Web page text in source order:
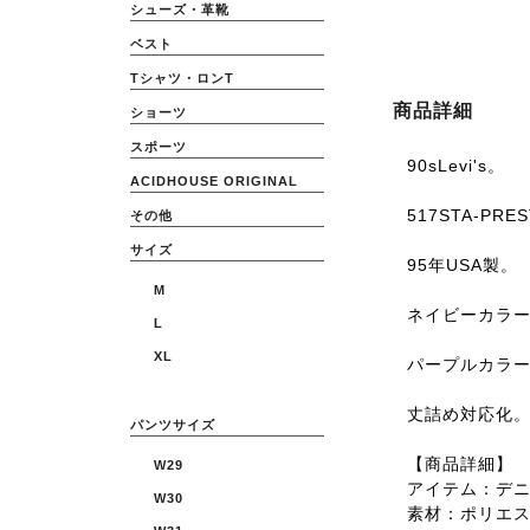
シューズ・革靴
ベスト
Tシャツ・ロンT
ショーツ
スポーツ
ACIDHOUSE ORIGINAL
その他
サイズ
M
L
XL
パンツサイズ
W29
W30
商品詳細
90sLevi's。
517STA-
95年USA製。
ネイビーカラー
パープルカラ
丈詰め対応化。
【商品詳細】
アイテム：デ
素材：ポリエ